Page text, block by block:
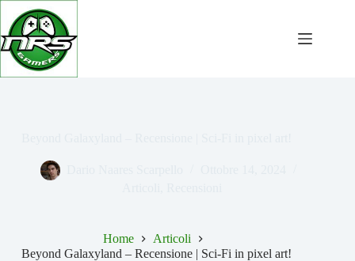
Salta
contenuto
Home
Articoli
Beyond Galaxyland – Recensione | Sci-Fi in pixel art!